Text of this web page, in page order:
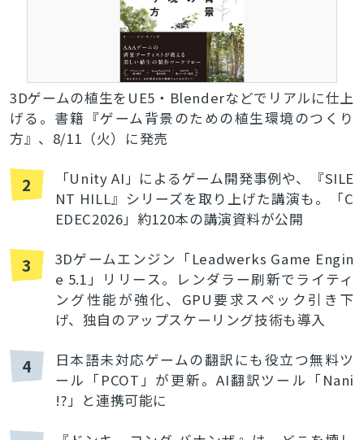
3Dゲームの植生をUE5・Blenderなどでリアルに仕上
げる。書籍『ゲーム背景のための植生環境のつくり
方』、8/11（火）に発売
2
「Unity AI」によるゲーム開発事例や、『SILE
NT HILL』シリーズを取り上げた講演も。「C
EDEC2026」約120本の講演資料が公開
3
3Dゲームエンジン「Leadwerks Game Engin
e 5.1」リリース。レンダラー刷新でライティ
ング性能が強化、GPU要求スペック引き下
げ、独自のアップスケーリング技術も導入
4
日本語未対応ゲームの翻訳にも役立つ無料ツ
ール「PCOT」が更新。AI翻訳ツール「Nani
!?」と連携可能に